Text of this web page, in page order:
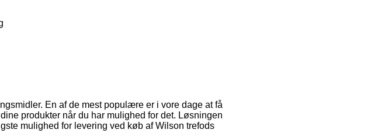
En af de mest populære er i vore dage at få
produkter når du har mulighed for det. Løsningen
mulighed for levering ved køb af Wilson trefods